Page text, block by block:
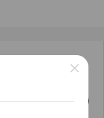
ติดตาม
×